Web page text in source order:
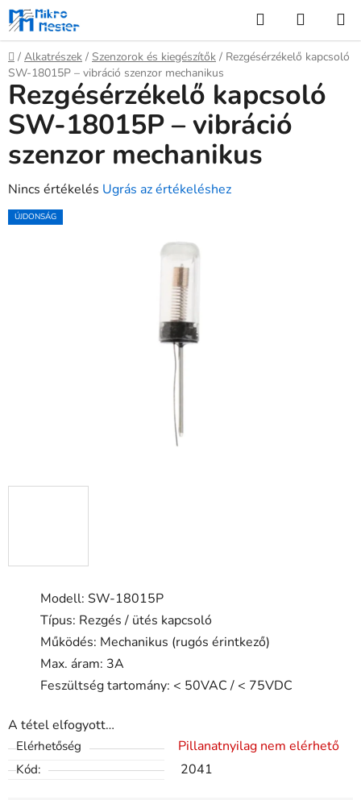
Ugrás
fő
tartalomhoz
KeresésKOSÁR
Kezdőlap
/ Alkatrészek / Szenzorok és kiegészítők / Rezgésérzékelő kapcsoló
SW-18015P – vibráció szenzor mechanikus
Modell: SW-18015P
Típus: Rezgés / ütés kapcsoló
Működés: Mechanikus (rugós érintkező)
Max. áram: 3A
Feszültség tartomány: < 50VAC / < 75VDC
A tétel elfogyott…
Elérhetőség Pillanatnyilag nem elérhető
Kód: 2041
Rezgésérzékelő kapcsoló
SW-18015P – vibráció
szenzor mechanikus
A
termék
Nincs értékelés Ugrás az értékeléshez
ÚJDONSÁG